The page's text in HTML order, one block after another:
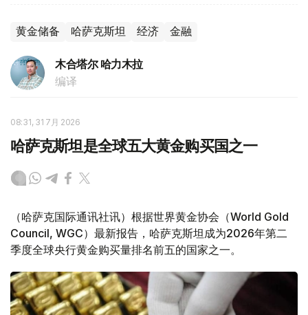
黄金储备 哈萨克斯坦 经济 金融
木合塔尔 哈力木拉
编译
08:31, 31 7月 2026
哈萨克斯坦是全球五大黄金购买国之一
（哈萨克国际通讯社讯）根据世界黄金协会（World Gold
Council, WGC）最新报告，哈萨克斯坦成为2026年第二
季度全球央行黄金购买量排名前五的国家之一。